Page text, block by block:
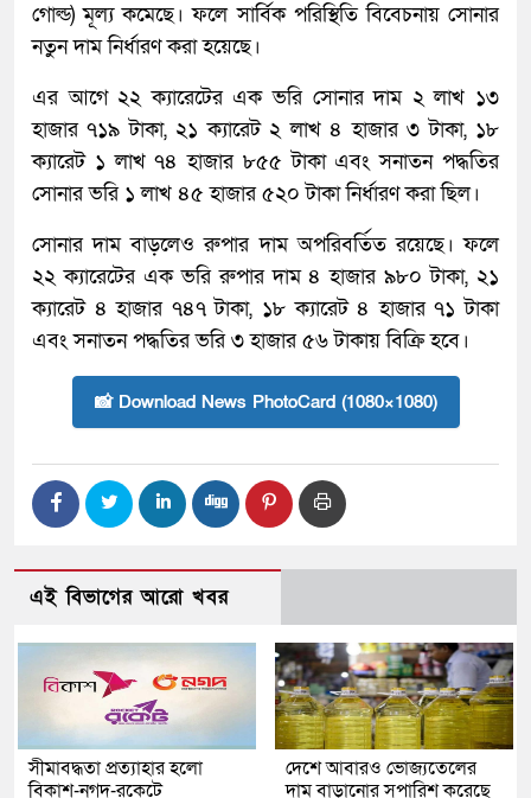
গোল্ড) মূল্য কমেছে। ফলে সার্বিক পরিস্থিতি বিবেচনায় সোনার
নতুন দাম নির্ধারণ করা হয়েছে।
এর আগে ২২ ক্যারেটের এক ভরি সোনার দাম ২ লাখ ১৩
হাজার ৭১৯ টাকা, ২১ ক্যারেট ২ লাখ ৪ হাজার ৩ টাকা, ১৮
ক্যারেট ১ লাখ ৭৪ হাজার ৮৫৫ টাকা এবং সনাতন পদ্ধতির
সোনার ভরি ১ লাখ ৪৫ হাজার ৫২০ টাকা নির্ধারণ করা ছিল।
সোনার দাম বাড়লেও রুপার দাম অপরিবর্তিত রয়েছে। ফলে
২২ ক্যারেটের এক ভরি রুপার দাম ৪ হাজার ৯৮০ টাকা, ২১
ক্যারেট ৪ হাজার ৭৪৭ টাকা, ১৮ ক্যারেট ৪ হাজার ৭১ টাকা
এবং সনাতন পদ্ধতির ভরি ৩ হাজার ৫৬ টাকায় বিক্রি হবে।
📸 Download News PhotoCard (1080×1080)
এই বিভাগের আরো খবর
সীমাবদ্ধতা প্রত্যাহার হলো
বিকাশ-নগদ-রকেটে
দেশে আবারও ভোজ্যতেলের
দাম বাড়ানোর সুপারিশ করেছে